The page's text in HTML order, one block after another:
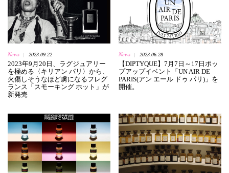
News 2023.09.22
2023年9月20日、ラグジュアリー
を極める〈キリアン パリ〉から、
火傷しそうなほど虜になるフレグ
ランス「スモーキング ホット」が
新発売
News 2023.06.28
【DIPTYQUE】7月7日～17日ポッ
プアップイベント「UN AIR DE
PARIS(アン エール ドゥ パリ)」を
開催。